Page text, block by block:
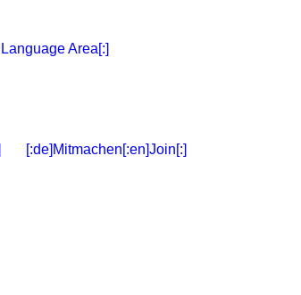
[:de]Mitmachen[:en]Join[:]